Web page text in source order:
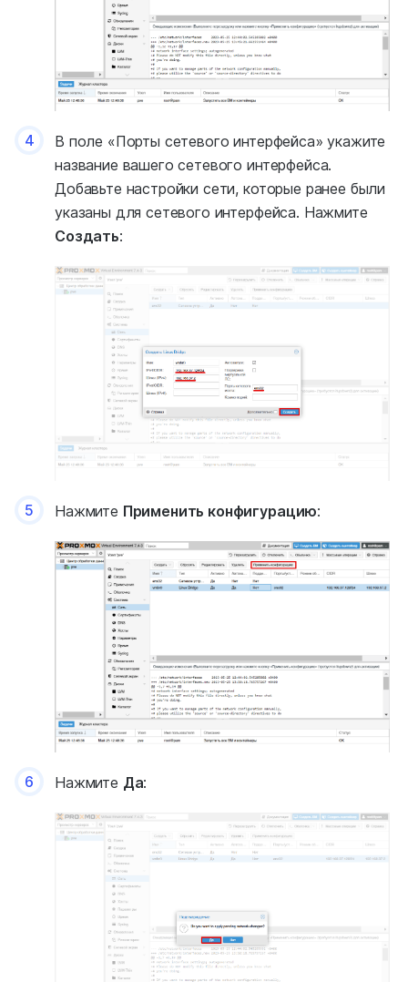
4
В поле «Порты сетевого интерфейса» укажите
название вашего сетевого интерфейса.
Добавьте настройки сети, которые ранее были
указаны для сетевого интерфейса. Нажмите
Создать:
5 Нажмите Применить конфигурацию:
6 Нажмите Да: